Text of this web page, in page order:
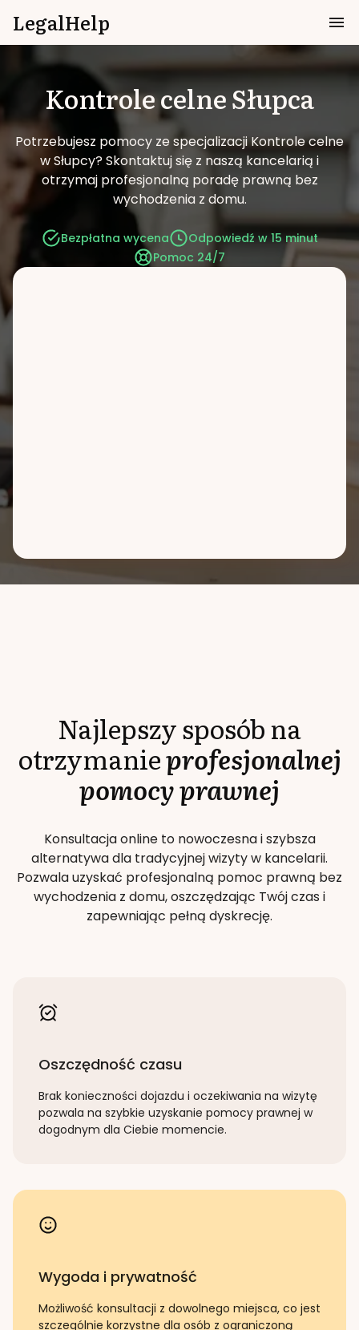
LegalHelp
Kontrole celneSłupca
Potrzebujesz pomocy ze specjalizacji Kontrole celne
w Słupcy?Skontaktuj się z naszą kancelarią i
otrzymaj profesjonalną poradę prawną bez
wychodzenia z domu.
Bezpłatna wycena
Odpowiedź w 15 minut
Pomoc 24/7
Najlepszy sposób na
otrzymanieprofesjonalnej
pomocy prawnej
Konsultacja online to nowoczesna i szybsza
alternatywa dla tradycyjnej wizyty w kancelarii.
Pozwala uzyskać profesjonalną pomoc prawną bez
wychodzenia z domu, oszczędzając Twój czas i
zapewniając pełną dyskrecję.
Oszczędność czasu
Brak konieczności dojazdu i oczekiwania na wizytę
pozwala na szybkie uzyskanie pomocy prawnej w
dogodnym dla Ciebie momencie.
Wygoda i prywatność
Możliwość konsultacji z dowolnego miejsca, co jest
szczególnie korzystne dla osób z ograniczoną